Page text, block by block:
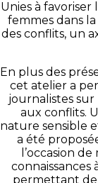
Unies à
femmes dans
des conflits, un
En plus des
cet atelier a
journalistes sur
aux conflits.
nature sensible
a été
l’occasion
connaissances
permettant